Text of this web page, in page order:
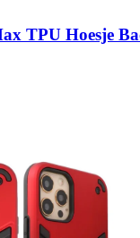
TPU Hoesje